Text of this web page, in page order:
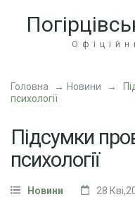
Enter)
Головна → Новини →
психології
Підсумки
психології
Новини 28